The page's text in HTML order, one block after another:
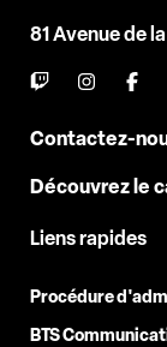
81 Avenue de
Contactez-
Découvrez le
Liens rapides
Procédure
BTS